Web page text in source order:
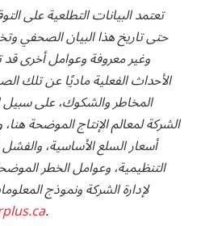
تعتمد البيانات التطلعية على
حتى تاريخ هذا البيان الصحفي
وغير معروفة وعوامل أخرى
الأحداث الفعلية ماديًا عن تلك
المخاطر والشكوك، على سبيل
الشركة لمعالم الإنتاج الموضحة
أسعار السلع الأساسية،
التنظيمية، وعوامل الخطر
لإدارة الشركة ونموذج
.